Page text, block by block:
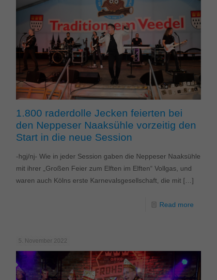
1.800 raderdolle Jecken feierten bei
den Neppeser Naaksühle vorzeitig den
Start in die neue Session
-hgj/nj- Wie in jeder Session gaben die Neppeser Naaksühle
mit ihrer „Großen Feier zum Elften im Elften“ Vollgas, und
waren auch Kölns erste Karnevalsgesellschaft, die mit […]
Read more
5. November 2022